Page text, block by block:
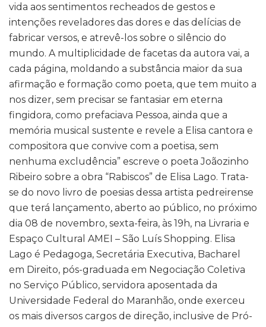
vida aos sentimentos recheados de gestos e
intenções reveladores das dores e das delícias de
fabricar versos, e atrevê-los sobre o silêncio do
mundo. A multiplicidade de facetas da autora vai, a
cada página, moldando a substância maior da sua
afirmação e formação como poeta, que tem muito a
nos dizer, sem precisar se fantasiar em eterna
fingidora, como prefaciava Pessoa, ainda que a
memória musical sustente e revele a Elisa cantora e
compositora que convive com a poetisa, sem
nenhuma excludência” escreve o poeta Joãozinho
Ribeiro sobre a obra “Rabiscos” de Elisa Lago. Trata-
se do novo livro de poesias dessa artista pedreirense
que terá lançamento, aberto ao público, no próximo
dia 08 de novembro, sexta-feira, às 19h, na Livraria e
Espaço Cultural AMEI – São Luís Shopping. Elisa
Lago é Pedagoga, Secretária Executiva, Bacharel
em Direito, pós-graduada em Negociação Coletiva
no Serviço Público, servidora aposentada da
Universidade Federal do Maranhão, onde exerceu
os mais diversos cargos de direção, inclusive de Pró-